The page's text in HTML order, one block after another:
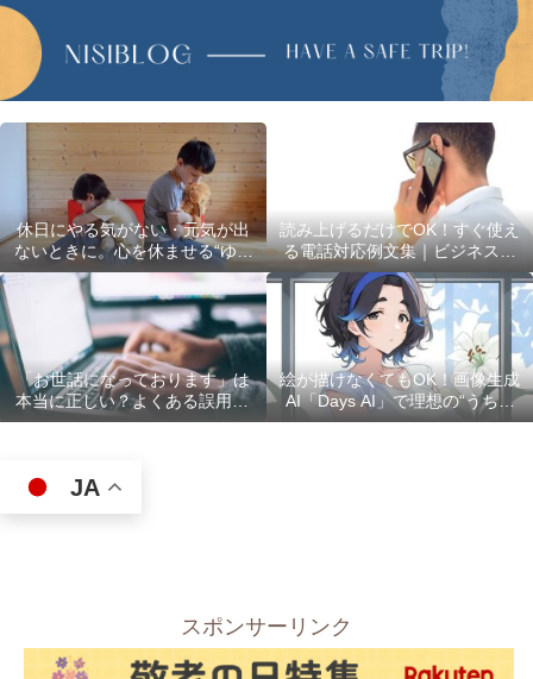
休日にやる気がない・元気が出
ないときに。心を休ませる“ゆる
い過ごし方”5選
読み上げるだけでOK！すぐ使え
る電話対応例文集｜ビジネスで
使える最初の言葉・最後の言葉
も完全網羅
「お世話になっております」は
本当に正しい？よくある誤用10
選
絵が描けなくてもOK！画像生成
AI「Days AI」で理想の“うちの
子”キャラクターを作ってみた体
JA
スポンサーリンク